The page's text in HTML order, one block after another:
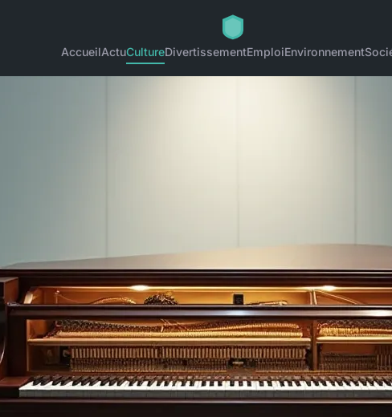
AccueilActuCultureDivertissementEmploiEnvironnement